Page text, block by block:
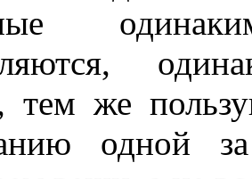
тем же
одной